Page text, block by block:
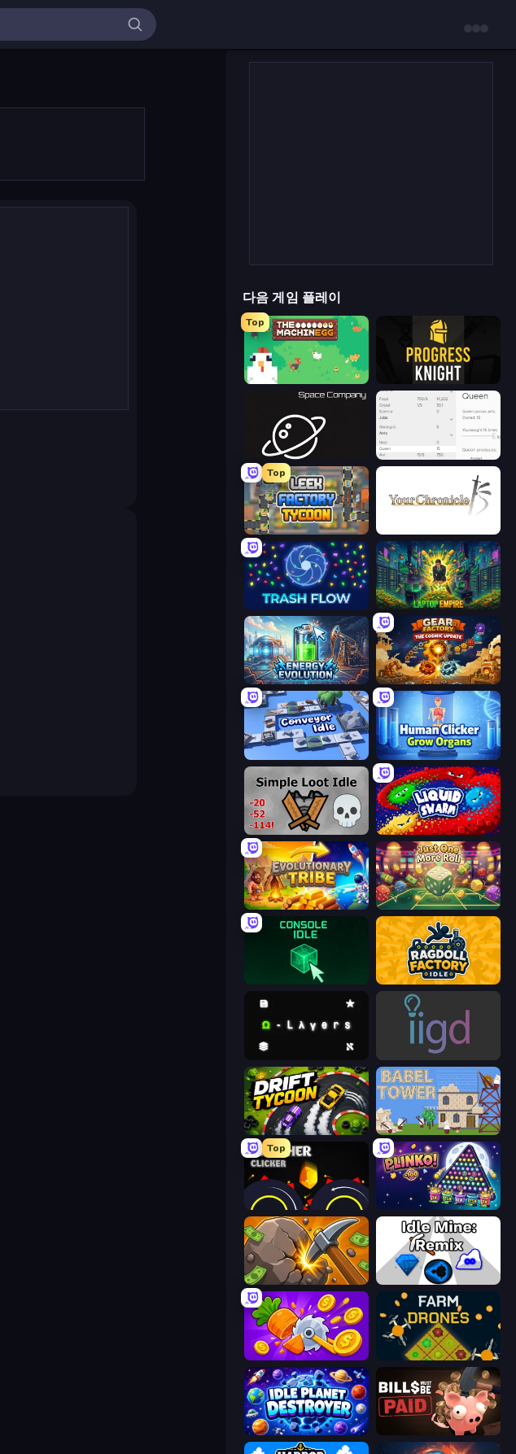
다음 게임 플레이
Top
The MachinEGG Progress Knight
Space Company Idle Ants
Top
Leek Factory Tycoon
Trash Flow Laptop Empire
Energy Evolution Gear Factory
Conveyor Idle Human Clicker: Grow Organs
Simple Loot Idle Liquid Swarm
Evolutionary Tribe Just One More Roll
Ragdoll Factory Idle
Omega Layers Idle Idle Gamedev
Drift Tycoon Babel Tower
Top
Crusher Clicker PLINKO!
Mine Clicker Idle Mine: Remix
Farm Ring Idle Farm Drones
Idle Planet Destroyer Bills Must Be Paid